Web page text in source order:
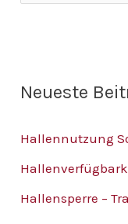
e
a
c
Neueste
Hallennutzung
Hallensperre –